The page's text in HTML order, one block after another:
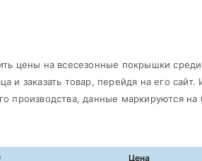
цены на всесезонные покрышки
и заказать товар, перейдя на его сайт.
производства, данные маркируются
Цена